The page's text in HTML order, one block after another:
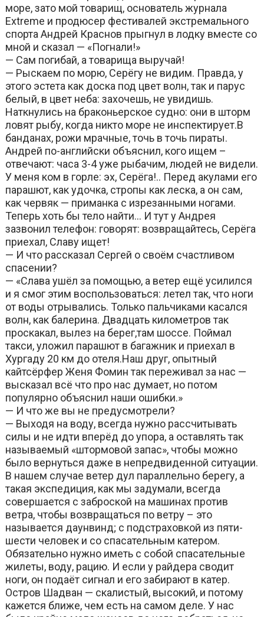
море, зато мой товарищ, основатель журнала
Extreme и продюсер фестивалей экстремального
спорта Андрей Краснов прыгнул в лодку вместе со
мной и сказал — «Погнали!»
— Сам погибай, а товарища выручай!
— Рыскаем по морю, Серёгу не видим. Правда, у
этого эстета как доска под цвет волн, так и парус
белый, в цвет неба: захочешь, не увидишь.
Наткнулись на браконьерское судно: они в шторм
ловят рыбу, когда никто море не инспектирует.В
банданах, рожи мрачные, точь в точь пираты.
Андрей по-английски объяснил, кого ищем –
отвечают: часа 3-4 уже рыбачим, людей не видели.
У меня ком в горле: эх, Серёга!.. Перед акулами его
парашют, как удочка, стропы как леска, а он сам,
как червяк — приманка с изрезанными ногами.
Теперь хоть бы тело найти… И тут у Андрея
зазвонил телефон: говорят: возвращайтесь, Серёга
приехал, Славу ищет!
— И что рассказал Сергей о своём счастливом
спасении?
— «Слава ушёл за помощью, а ветер ещё усилился
и я смог этим воспользоваться: летел так, что ноги
от воды отрывались. Только пальчиками касался
волн, как балерина. Двадцать километров так
проскакал, вылез на берег,там шоссе. Поймал
такси, уложил парашют в багажник и приехал в
Хургаду 20 км до отеля.Наш друг, опытный
кайтсёрфер Женя Фомин так переживал за нас —
высказал всё что про нас думает, но потом
популярно объяснил наши ошибки.»
— И что же вы не предусмотрели?
— Выходя на воду, всегда нужно рассчитывать
силы и не идти вперёд до упора, а оставлять так
называемый «штормовой запас», чтобы можно
было вернуться даже в непредвиденной ситуации.
В нашем случае ветер дул параллельно берегу, а
такая экспедиция, как мы задумали, всегда
совершается с заброской на машинах против
ветра, чтобы возвращаться по ветру – это
называется даунвинд; с подстраховкой из пяти-
шести человек и со спасательным катером.
Обязательно нужно иметь с собой спасательные
жилеты, воду, рацию. И если у райдера сводит
ноги, он подаёт сигнал и его забирают в катер.
Остров Шадван — скалистый, высокий, и потому
кажется ближе, чем есть на самом деле. У нас